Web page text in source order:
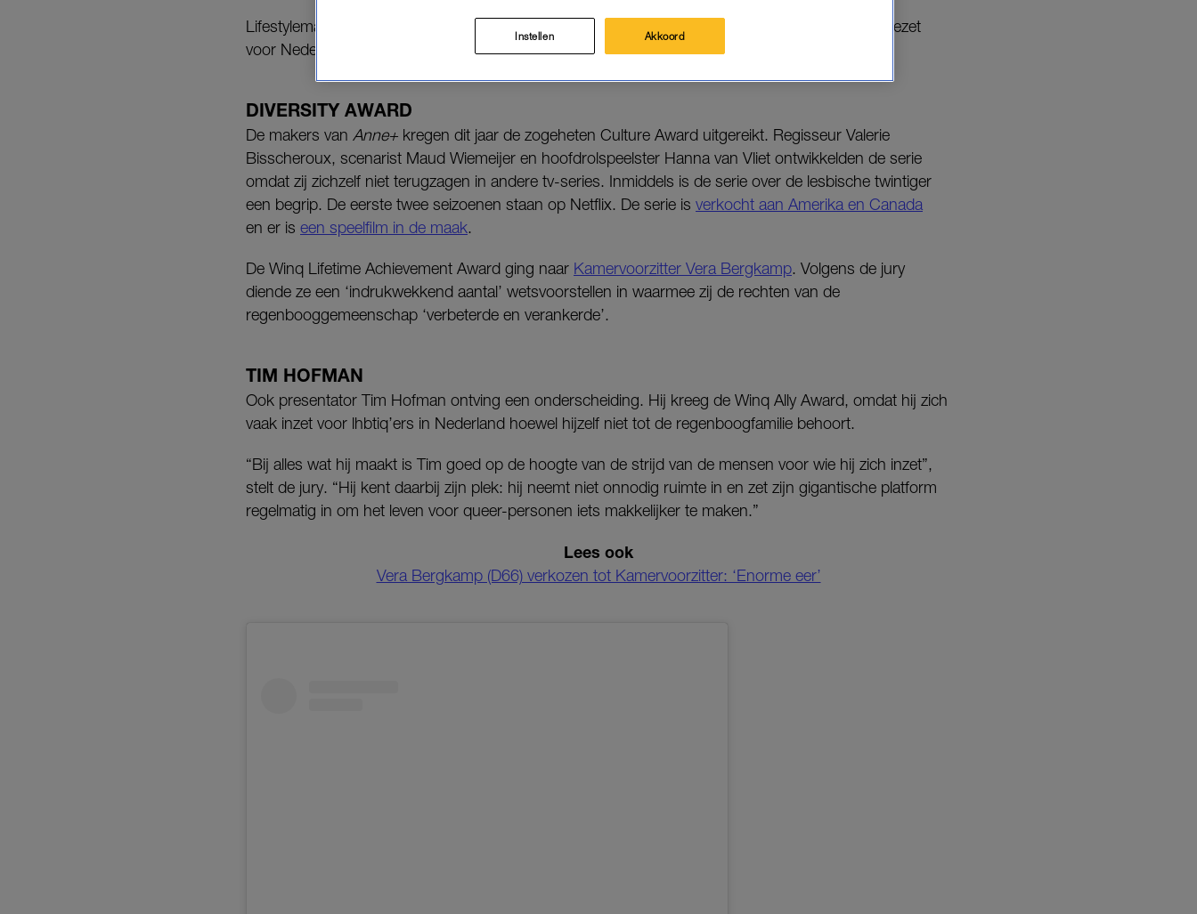
Lifestylemagazine
rijkt de prijzen jaarlijks uit aan mensen of initiatieven die zich hebben ingezet
voor Nederlanders uit de lhbtiq+-community.
DIVERSITY AWARD
De makers van Anne+ kregen dit jaar de zogeheten Culture Award uitgereikt. Regisseur Valerie
Bisscheroux, scenarist Maud Wiemeijer en hoofdrolspeelster Hanna van Vliet ontwikkelden de serie
omdat zij zichzelf niet terugzagen in andere tv-series. Inmiddels is de serie over de lesbische twintiger
een begrip. De eerste twee seizoenen staan op Netflix. De serie is verkocht aan Amerika en Canada
en er is een speelfilm in de maak.
De Winq Lifetime Achievement Award ging naar Kamervoorzitter Vera Bergkamp. Volgens de jury
diende ze een ‘indrukwekkend aantal’ wetsvoorstellen in waarmee zij de rechten van de
regenbooggemeenschap ‘verbeterde en verankerde’.
TIM HOFMAN
Ook presentator Tim Hofman ontving een onderscheiding. Hij kreeg de Winq Ally Award, omdat hij zich
vaak inzet voor lhbtiq’ers in Nederland hoewel hijzelf niet tot de regenboogfamilie behoort.
“Bij alles wat hij maakt is Tim goed op de hoogte van de strijd van de mensen voor wie hij zich inzet”,
stelt de jury. “Hij kent daarbij zijn plek: hij neemt niet onnodig ruimte in en zet zijn gigantische platform
regelmatig in om het leven voor queer-personen iets makkelijker te maken.”
Lees ook
Vera Bergkamp (D66) verkozen tot Kamervoorzitter: ‘Enorme eer’
Instellen Akkoord